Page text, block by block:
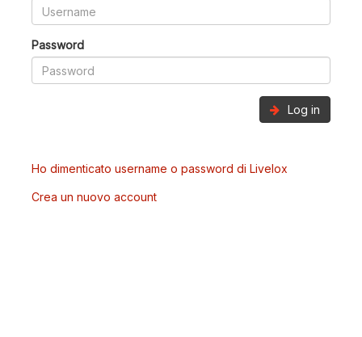
Password
Log in
Ho dimenticato username o password di Livelox
Crea un nuovo account